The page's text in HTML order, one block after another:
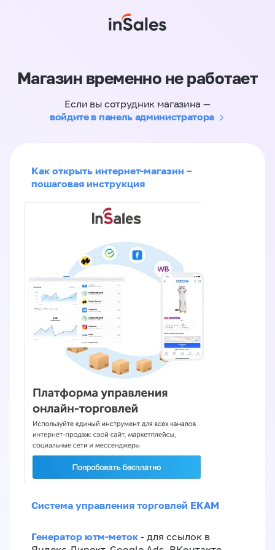
Магазин временно не работает
Если вы сотрудник магазина —
войдите в панель администратора
Как открыть интернет-магазин –
пошаговая инструкция
Система управления торговлей EKAM
Генератор ютм-меток - для ссылок в